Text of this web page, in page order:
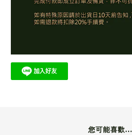
您可能喜歡...